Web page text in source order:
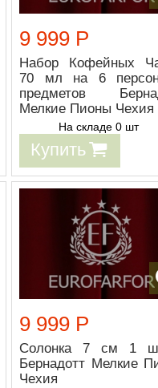
9 999 Р
Набор Кофейных
70 мл на 6
предметов
Мелкие Пионы Чехия
На складе 0 шт
Купить
9 999 Р
Солонка 7 см 1
Бернадотт Мелкие
Чехия